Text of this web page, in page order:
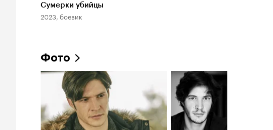
Сумерки убийцы
2023, боевик
Фото